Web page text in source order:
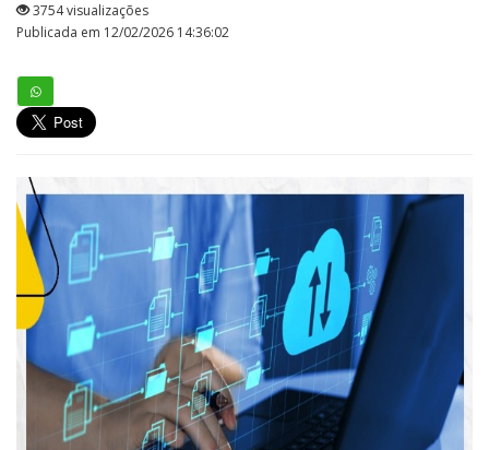
3754 visualizações
Publicada em 12/02/2026 14:36:02